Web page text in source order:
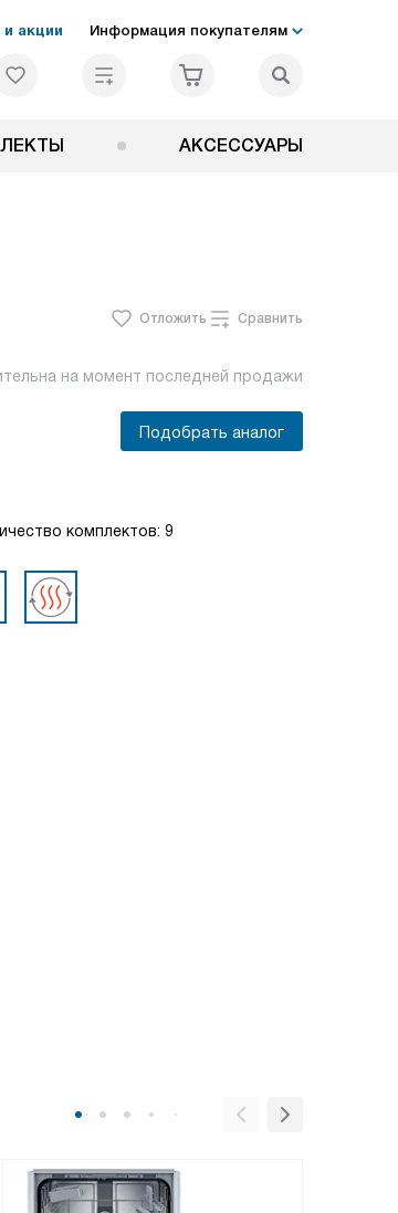
и акции Информация покупателям
АКСЕССУАРЫ
Отложить Сравнить
на момент последней продажи
Подобрать аналог
комплектов: 9